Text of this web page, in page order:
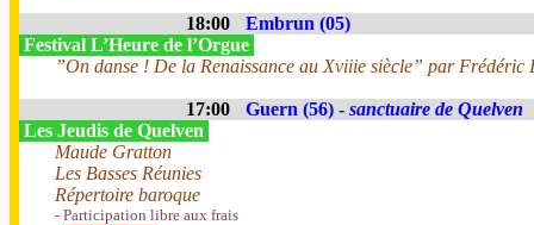
18:00
Embrun (05)
Festival L’Heure de l’Orgue
”On danse ! De la Renaissance au Xviiie siècle” par Frédéric
17:00 Guern (56) - sanctuaire de Quelven
Les Jeudis de Quelven
Maude Gratton
Les Basses Réunies
Répertoire baroque
- Participation libre aux frais